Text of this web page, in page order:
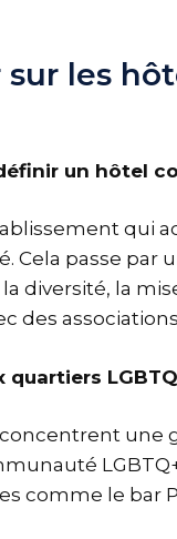
sur les
un hôtel
qui
Cela passe par
diversité, la
des
une
comme le bar